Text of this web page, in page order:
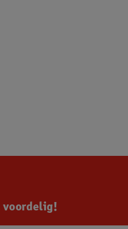
voordelig!